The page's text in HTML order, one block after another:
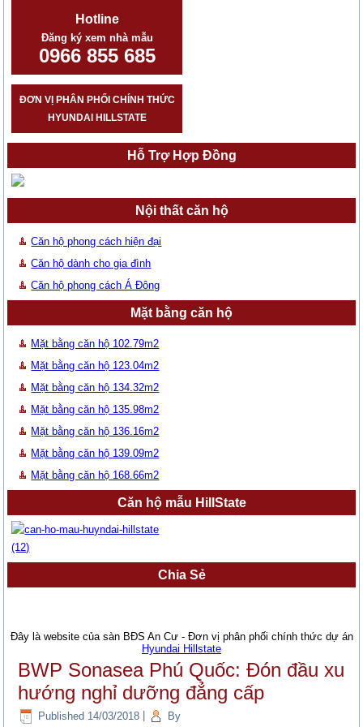
Hotline
Đăng ký xem nhà mẫu
0966 855 685
ĐƠN VỊ PHÂN PHỐI CHÍNH THỨC
HYUNDAI HILLSTATE
Hỗ Trợ Hợp Đồng
Nội thất căn hộ
Căn hộ phong cách hiện đại
Căn hộ dành cho gia đình
Căn hộ phong cách Á Đông
Mặt bằng căn hộ
Mặt bằng căn hộ 102.79m2
Mặt bằng căn hộ 123.04m2
Mặt bằng căn hộ 134.32m2
Mặt bằng căn hộ 135.98m2
Mặt bằng căn hộ 136.16m2
Mặt bằng căn hộ 139.09m2
Mặt bằng căn hộ 168.66m2
Căn hộ mẫu HillState
Chia Sẻ
Đây là website của sàn BĐS An Cư - Đơn vị phân phối chính thức dự án
Hyundai Hillstate
BWP Sonasea Phú Quốc: Đón đầu xu
hướng nghỉ dưỡng đẳng cấp
Published 14/03/2018 By